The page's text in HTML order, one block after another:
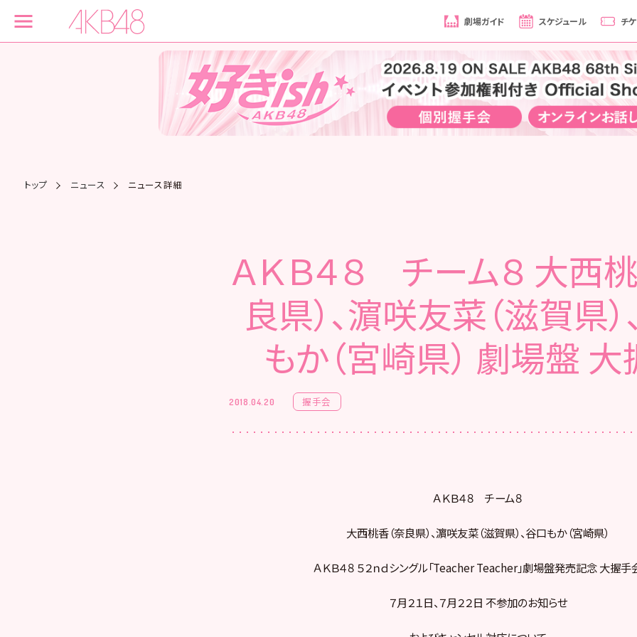
劇場ガイド スケジュール チ
トップ ニュース ニュース詳細
ＡＫＢ４８ チーム８ 大西
良県）、濵咲友菜（滋賀県）
もか（宮崎県） 劇場盤
2018.04.20 握手会
ＡＫＢ４８ チーム８
大西桃香（奈良県）、濵咲友菜（滋賀県）、谷口もか（宮崎県）
ＡＫＢ４８ ５２ｎｄシングル「Teacher Teacher」劇場盤発売記念 大握手
７月２１日、７月２２日 不参加のお知らせ